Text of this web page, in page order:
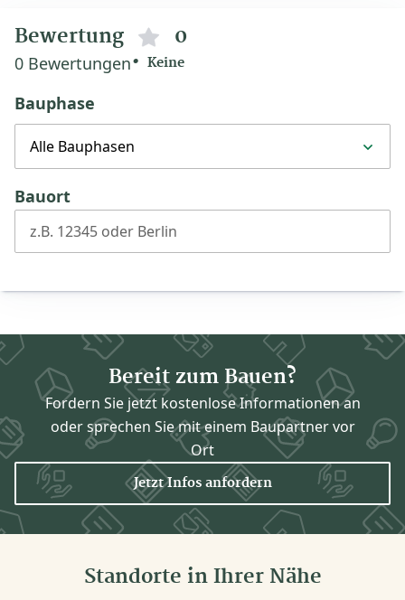
Bewertung 0
0 Bewertungen Keine
Bauphase
Alle Bauphasen
Bauort
z.B. 12345 oder Berlin
Bereit zum Bauen?
Fordern Sie jetzt kostenlose Informationen an
oder sprechen Sie mit einem Baupartner vor
Ort
Jetzt Infos anfordern
Standorte in Ihrer Nähe